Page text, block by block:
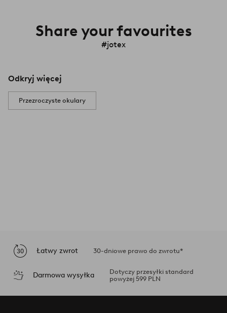
Share your favourites
#jotex
Odkryj więcej
Przezroczyste okulary
Łatwy zwrot 30-dniowe prawo do zwrotu*
Darmowa wysyłka
Dotyczy przesyłki standard
powyżej 599 PLN